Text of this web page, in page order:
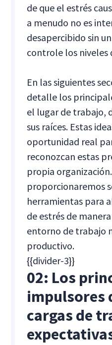
de que el estrés
a menudo no es
desapercibido sin
controle los niveles
En las siguientes
detalle los
el lugar de trabajo,
sus raíces. Estas
oportunidad real
reconozcan estas
propia
proporcionaremos
herramientas para
de estrés de
entorno de trabajo
productivo.
{{divider-3}}
02: Los
impulsores
cargas de